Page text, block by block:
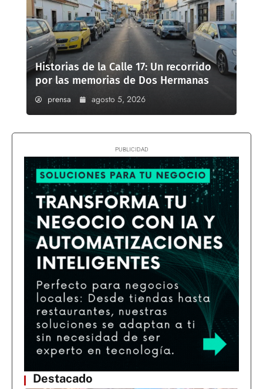
Historias de la Calle 17: Un recorrido
por las memorias de Dos Hermanas
prensa agosto 5, 2026
Destacado